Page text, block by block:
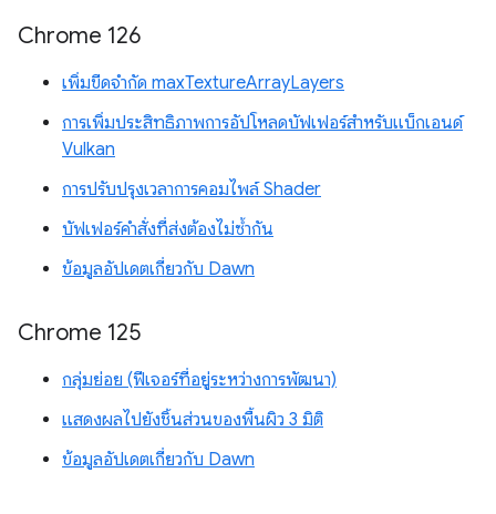
Chrome 126
เพิ่มขีดจำกัด maxTextureArrayLayers
การเพิ่มประสิทธิภาพการอัปโหลดบัฟเฟอร์สำหรับแบ็กเอนด์
Vulkan
การปรับปรุงเวลาการคอมไพล์ Shader
บัฟเฟอร์คำสั่งที่ส่งต้องไม่ซ้ำกัน
ข้อมูลอัปเดตเกี่ยวกับ Dawn
Chrome 125
กลุ่มย่อย (ฟีเจอร์ที่อยู่ระหว่างการพัฒนา)
แสดงผลไปยังชิ้นส่วนของพื้นผิว 3 มิติ
ข้อมูลอัปเดตเกี่ยวกับ Dawn